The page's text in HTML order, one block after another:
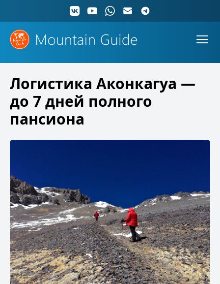
Логистика Аконкагуа —
до 7 дней полного
пансиона